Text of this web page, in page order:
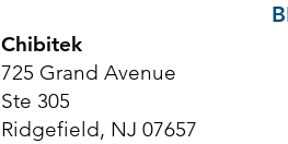
Chibitek
725 Grand Avenue
Ste 305
Ridgefield, NJ 07657